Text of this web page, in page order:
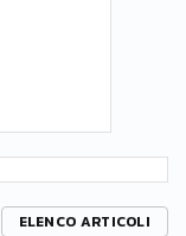
ELENCO ARTICOLI